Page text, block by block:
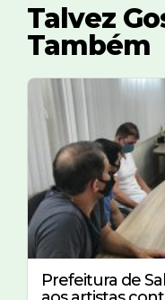
Talvez
Também
Prefeitura de